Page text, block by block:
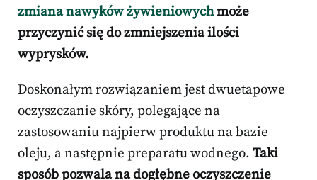
zmiana nawyków żywieniowychmoże
przyczynić się do zmniejszenia ilości
wyprysków.
Doskonałym rozwiązaniem jest dwuetapowe
oczyszczanie skóry, polegające na
zastosowaniu najpierw produktu na bazie
oleju, a następnie preparatu wodnego. Taki
sposób pozwala na dogłębne oczyszczenie